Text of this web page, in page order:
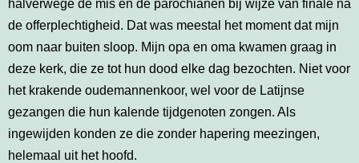
halverwege de mis en de parochianen bij wijze van finale na
de offerplechtigheid. Dat was meestal het moment dat mijn
oom naar buiten sloop. Mijn opa en oma kwamen graag in
deze kerk, die ze tot hun dood elke dag bezochten. Niet voor
het krakende oudemannenkoor, wel voor de Latijnse
gezangen die hun kalende tijdgenoten zongen. Als
ingewijden konden ze die zonder hapering meezingen,
helemaal uit het hoofd.